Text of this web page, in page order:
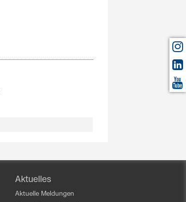
Aktuelles
Aktuelle Meldungen